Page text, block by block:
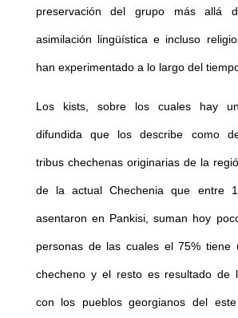
preservación del grupo más allá
asimilación lingüística e incluso
han experimentado a lo largo del
Los kists, sobre los cuales hay
difundida que los describe como
tribus chechenas originarias de la
de la actual Chechenia que entre
asentaron en Pankisi, suman hoy
personas de las cuales el 75% tiene
checheno y el resto es resultado de
con los pueblos georgianos del